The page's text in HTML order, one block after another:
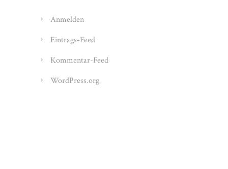
Anmelden
Eintrags-Feed
Kommentar-Feed
WordPress.org